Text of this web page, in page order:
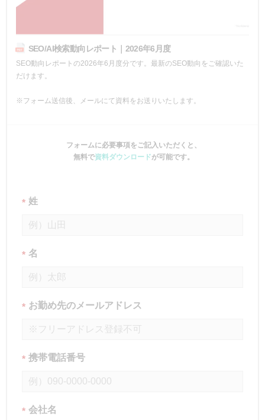
SEO/AI検索動向レポート｜2026年6月度
SEO動向レポートの2026年6月度分です。最新のSEO動向をご確認いた
だけます。
※フォーム送信後、メールにて資料をお送りいたします。
フォームに必要事項をご記入いただくと、
無料で資料ダウンロードが可能です。
* 姓
* 名
* お勤め先のメールアドレス
* 携帯電話番号
* 会社名